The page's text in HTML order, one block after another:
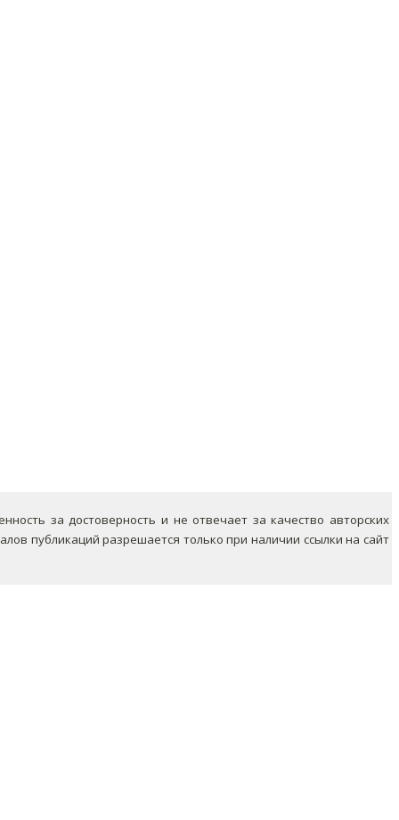
за достоверность и не отвечает за качество авторских
публикаций разрешается только при наличии ссылки на сайт